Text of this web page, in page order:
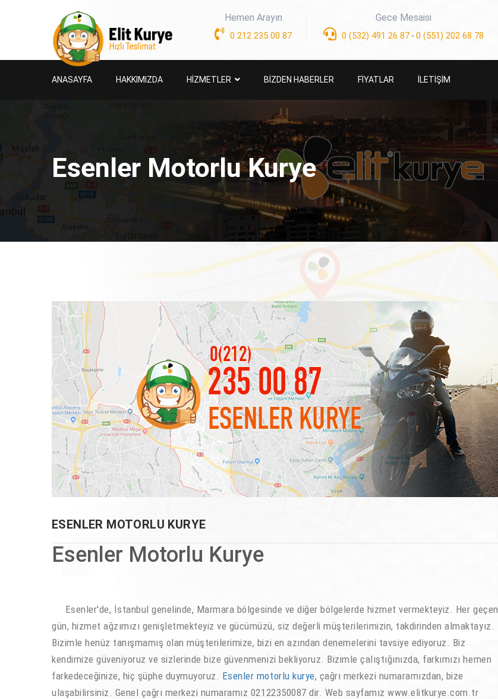
Hemen Arayın
0 212 235 00 87
Gece Mesaisi
0 (532) 491 26 87 - 0 (551) 202 68 78
ANASAYFA HAKKIMIZDA HİZMETLER BİZDEN HABERLER FİYATLAR İLETİŞİM
Esenler Motorlu Kurye
ESENLER MOTORLU KURYE
Esenler Motorlu Kurye
Esenler'de, İstanbul genelinde, Marmara bölgesinde ve diğer bölgelerde hizmet vermekteyiz. Her geçen
gün, hizmet ağzımızı genişletmekteyiz ve gücümüzü, siz değerli müşterilerimizin, takdirinden almaktayız.
Bizimle henüz tanışmamış olan müşterilerimize, bizi en azından denemelerini tavsiye ediyoruz. Biz
kendimize güveniyoruz ve sizlerinde bize güvenmenizi bekliyoruz. Bizimle çalıştığınızda, farkımızı hemen
farkedeceğinize, hiç şüphe duymuyoruz. Esenler motorlu kurye, çağrı merkezi numaramızdan, bize
ulaşabilirsiniz. Genel çağrı merkezi numaramız 02122350087 dir. Web sayfamız www.elitkurye.com.tr